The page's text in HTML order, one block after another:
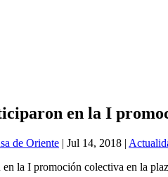
en la I
de Oriente | Jul 14, 2018 |